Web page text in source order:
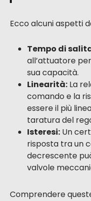
Ecco alcuni aspetti
Tempo di
all’attuatore
sua capacità.
Linearità: La
comando e la
essere il più
taratura del
Isteresi: Un
risposta tra un
decrescente
valvole
Comprendere